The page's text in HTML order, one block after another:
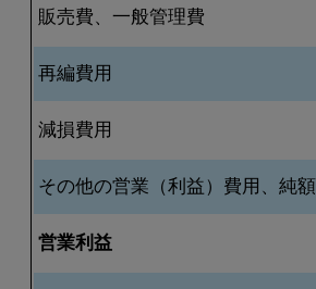
販売費、一般管理費
再編費用
減損費用
その他の営業（利益）費用、純額
営業利益